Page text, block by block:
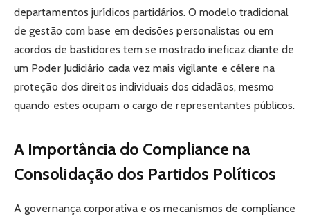
departamentos jurídicos partidários. O modelo tradicional
de gestão com base em decisões personalistas ou em
acordos de bastidores tem se mostrado ineficaz diante de
um Poder Judiciário cada vez mais vigilante e célere na
proteção dos direitos individuais dos cidadãos, mesmo
quando estes ocupam o cargo de representantes públicos.
A Importância do Compliance na
Consolidação dos Partidos Políticos
A governança corporativa e os mecanismos de compliance